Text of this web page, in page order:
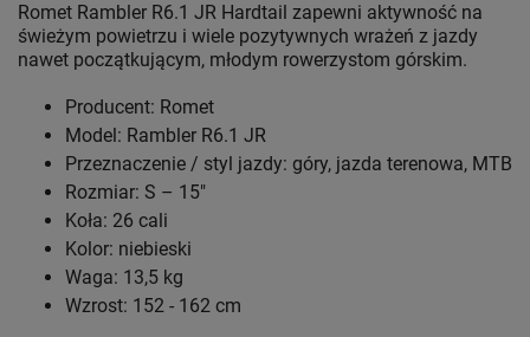
Romet Rambler R6.1 JR Hardtail zapewni aktywność na
świeżym powietrzu i wiele pozytywnych wrażeń z jazdy
nawet początkującym, młodym rowerzystom górskim.
Producent: Romet
Model: Rambler R6.1 JR
Przeznaczenie / styl jazdy: góry, jazda terenowa, MTB
Rozmiar: S – 15"
Koła: 26 cali
Kolor: niebieski
Waga: 13,5 kg
Wzrost: 152 - 162 cm